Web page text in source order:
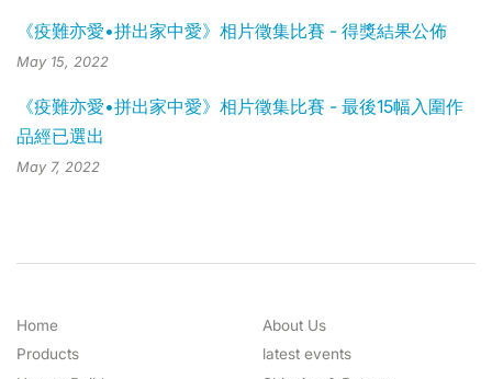
《疫難亦愛•拼出家中愛》相片徵集比賽 - 得獎結果公佈
May 15, 2022
《疫難亦愛•拼出家中愛》相片徵集比賽 - 最後15幅入圍作
品經已選出
May 7, 2022
Home
Products
About Us
latest events